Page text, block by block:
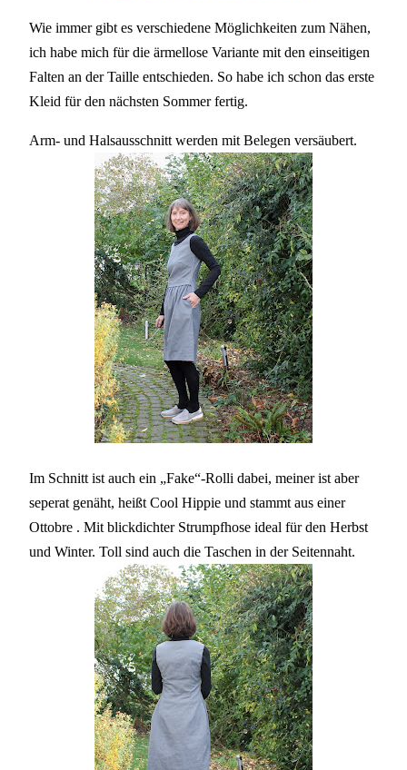
Wie immer gibt es verschiedene Möglichkeiten zum Nähen,
ich habe mich für die ärmellose Variante mit den einseitigen
Falten an der Taille entschieden. So habe ich schon das erste
Kleid für den nächsten Sommer fertig.
Arm- und Halsausschnitt werden mit Belegen versäubert.
Im Schnitt ist auch ein „Fake“-Rolli dabei, meiner ist aber
seperat genäht, heißt Cool Hippie und stammt aus einer
Ottobre . Mit blickdichter Strumpfhose ideal für den Herbst
und Winter. Toll sind auch die Taschen in der Seitennaht.